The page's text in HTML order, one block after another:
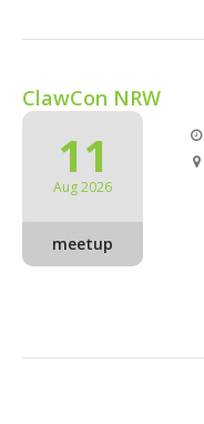
ClawCon NRW
11
Aug 2026
meetup